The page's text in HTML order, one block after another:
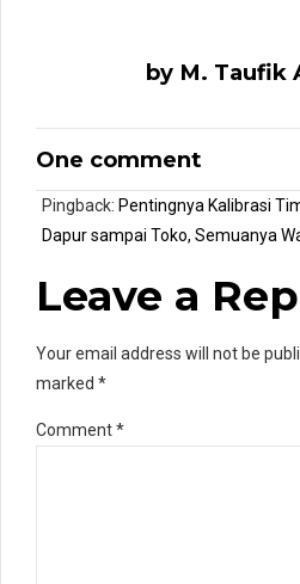
by M. Taufik
One comment
Pingback: Pentingnya Kalibrasi
Dapur sampai Toko, Semuanya
Leave a
Your email address will not be
marked *
Comment*